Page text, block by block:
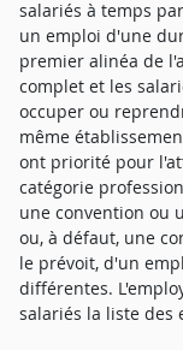
salariés à temps
un emploi d'une
premier alinéa de
complet et les
occuper ou
même
ont priorité pour
catégorie
une convention ou
ou, à défaut, une
le prévoit, d'un
différentes.
salariés la liste des